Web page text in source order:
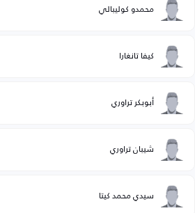
محمدو كوليبالي
كيفا تانغارا
أبوبكر تراوري
شيبان تراوري
سيدي محمد كيتا